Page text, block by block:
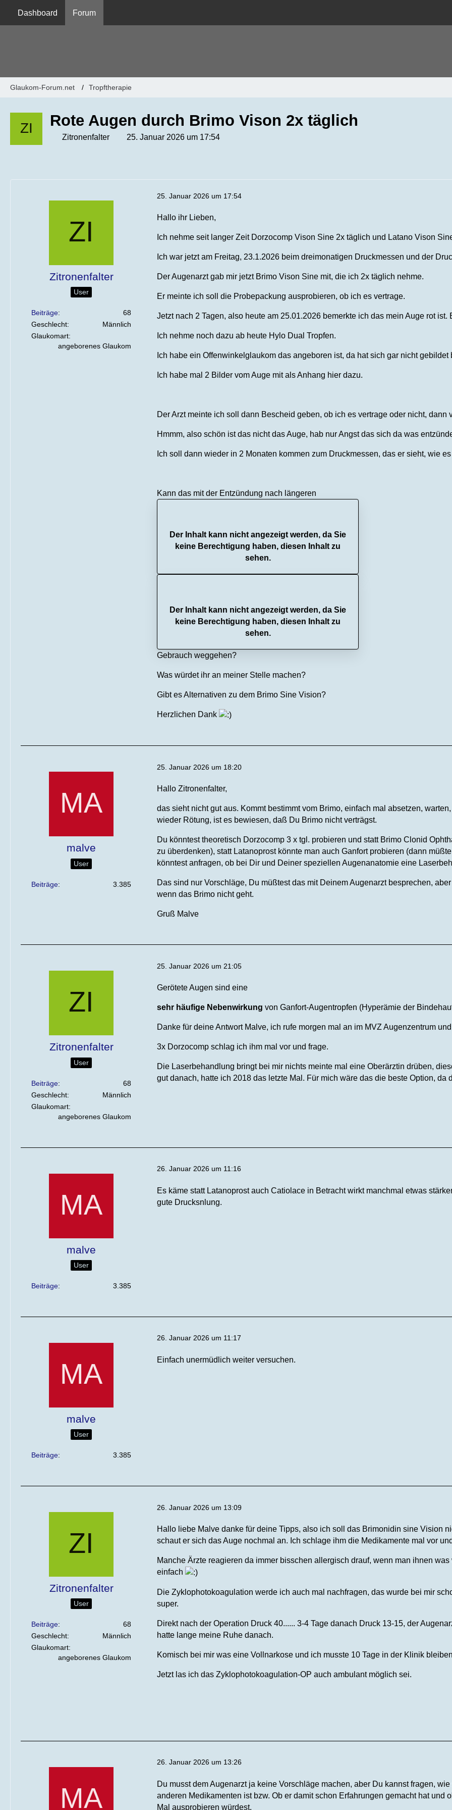
Dashboard Forum
Glaukom-Forum.net Tropftherapie
Rote Augen durch Brimo Vison 2x täglich
Zitronenfalter 25. Januar 2026 um 17:54
Zitronenfalter
User
Beiträge
68
Geschlecht
Männlich
Glaukomart
angeborenes Glaukom
25. Januar 2026 um 17:54
Hallo ihr Lieben,
Ich nehme seit langer Zeit Dorzocomp Vison Sine 2x täglich und Latano Vison
Ich war jetzt am Freitag, 23.1.2026 beim dreimonatigen Druckmessen und der
Der Augenarzt gab mir jetzt Brimo Vison Sine mit, die ich 2x täglich nehme.
Er meinte ich soll die Probepackung ausprobieren, ob ich es vertrage.
Jetzt nach 2 Tagen, also heute am 25.01.2026 bemerkte ich das mein Auge rot
Ich nehme noch dazu ab heute Hylo Dual Tropfen.
Ich habe ein Offenwinkelglaukom das angeboren ist, da hat sich gar nicht
Ich habe mal 2 Bilder vom Auge mit als Anhang hier dazu.
Der Arzt meinte ich soll dann Bescheid geben, ob ich es vertrage oder nicht, dann
Hmmm, also schön ist das nicht das Auge, hab nur Angst das sich da was
Ich soll dann wieder in 2 Monaten kommen zum Druckmessen, das er sieht, wie
Kann das mit der Entzündung nach längeren
Der Inhalt kann nicht angezeigt werden, da Sie
keine Berechtigung haben, diesen Inhalt zu
sehen.
Der Inhalt kann nicht angezeigt werden, da Sie
keine Berechtigung haben, diesen Inhalt zu
sehen.
Gebrauch weggehen?
Was würdet ihr an meiner Stelle machen?
Gibt es Alternativen zu dem Brimo Sine Vision?
Herzlichen Dank
malve
User
Beiträge 3.385
25. Januar 2026 um 18:20
Hallo Zitronenfalter,
das sieht nicht gut aus. Kommt bestimmt vom Brimo, einfach mal absetzen,
wieder Rötung, ist es bewiesen, daß Du Brimo nicht verträgst.
Du könntest theoretisch Dorzocomp 3 x tgl. probieren und statt Brimo Clonid
zu überdenken), statt Latanoprost könnte man auch Ganfort probieren (dann
könntest anfragen, ob bei Dir und Deiner speziellen Augenanatomie eine
Das sind nur Vorschläge, Du müßtest das mit Deinem Augenarzt besprechen,
wenn das Brimo nicht geht.
Gruß Malve
Zitronenfalter
User
Beiträge
68
Geschlecht
Männlich
Glaukomart
angeborenes Glaukom
25. Januar 2026 um 21:05
Gerötete Augen sind eine
sehr häufige Nebenwirkung von Ganfort-Augentropfen (Hyperämie der
Danke für deine Antwort Malve, ich rufe morgen mal an im MVZ Augenzentrum
3x Dorzocomp schlag ich ihm mal vor und frage.
Die Laserbehandlung bringt bei mir nichts meinte mal eine Oberärztin drüben,
gut danach, hatte ich 2018 das letzte Mal. Für mich wäre das die beste Option, da
malve
User
Beiträge 3.385
26. Januar 2026 um 11:16
Es käme statt Latanoprost auch Catiolace in Betracht wirkt manchmal etwas
gute Drucksnlung.
malve
User
Beiträge 3.385
26. Januar 2026 um 11:17
Einfach unermüdlich weiter versuchen.
Zitronenfalter
User
Beiträge
68
Geschlecht
Männlich
Glaukomart
angeborenes Glaukom
26. Januar 2026 um 13:09
Hallo liebe Malve danke für deine Tipps, also ich soll das Brimonidin sine Vision
schaut er sich das Auge nochmal an. Ich schlage ihm die Medikamente mal vor
Manche Ärzte reagieren da immer bisschen allergisch drauf, wenn man ihnen
einfach
Die Zyklophotokoagulation werde ich auch mal nachfragen, das wurde bei mir
super.
Direkt nach der Operation Druck 40...... 3-4 Tage danach Druck 13-15, der
hatte lange meine Ruhe danach.
Komisch bei mir was eine Vollnarkose und ich musste 10 Tage in der Klinik
Jetzt las ich das Zyklophotokoagulation-OP auch ambulant möglich sei.
26. Januar 2026 um 13:26
Du musst dem Augenarzt ja keine Vorschläge machen, aber Du kannst fragen,
anderen Medikamenten ist bzw. Ob er damit schon Erfahrungen gemacht hat
Mal ausprobieren würdest.